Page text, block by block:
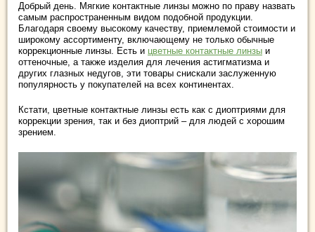
Добрый день. Мягкие контактные линзы можно по праву назвать
самым распространенным видом подобной продукции.
Благодаря своему высокому качеству, приемлемой стоимости и
широкому ассортименту, включающему не только обычные
коррекционные линзы. Есть и цветные контактные линзы и
оттеночные, а также изделия для лечения астигматизма и
других глазных недугов, эти товары снискали заслуженную
популярность у покупателей на всех континентах.
Кстати, цветные контактные линзы есть как с диоптриями для
коррекции зрения, так и без диоптрий – для людей с хорошим
зрением.